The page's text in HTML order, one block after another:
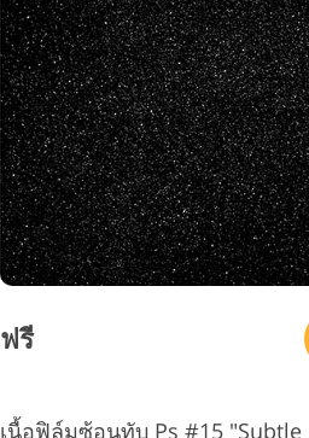
ฟรี
เนื้อฟิล์มซ้อนทับ Ps #15